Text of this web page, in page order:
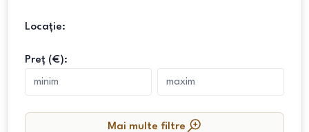
Locație:
Preț (€):
Mai multe filtre